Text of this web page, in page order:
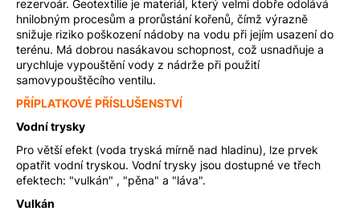
rezervoár. Geotextilie je materiál, který velmi dobře odolává
hnilobným procesům a prorůstání kořenů, čímž výrazně
snižuje riziko poškození nádoby na vodu při jejím usazení do
terénu. Má dobrou nasákavou schopnost, což usnadňuje a
urychluje vypouštění vody z nádrže při použití
samovypouštěcího ventilu.
PŘÍPLATKOVÉ PŘÍSLUŠENSTVÍ
Vodní trysky
Pro větší efekt (voda tryská mírně nad hladinu), lze prvek
opatřit vodní tryskou. Vodní trysky jsou dostupné ve třech
efektech: "vulkán" , "pěna" a "láva".
Vulkán